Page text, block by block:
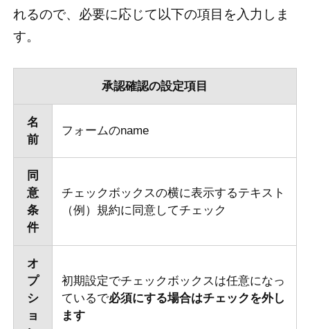
れるので、必要に応じて以下の項目を入力しま
す。
承認確認の設定項目
名
前
フォームのname
同
意
条
件
チェックボックスの横に表示するテキスト
（例）規約に同意してチェック
オ
プ
シ
ョ
初期設定でチェックボックスは任意になっ
ているで必須にする場合はチェックを外し
ます